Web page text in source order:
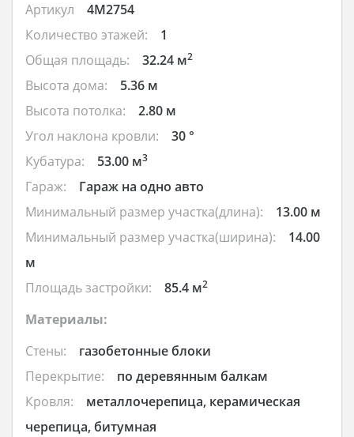
Артикул
4M2754
Количество этажей:
1
Общая площадь:
32.24 м2
Высота дома:
5.36 м
Высота потолка:
2.80 м
Угол наклона кровли:
30 °
Кубатура:
53.00 м3
Гараж:
Гараж на одно авто
Минимальный размер участка(длина):
13.00 м
Минимальный размер участка(ширина):
14.00
м
Площадь застройки:
85.4 м2
Материалы:
Стены:
газобетонные блоки
Перекрытие:
по деревянным балкам
Кровля:
металлочерепица, керамическая
черепица, битумная